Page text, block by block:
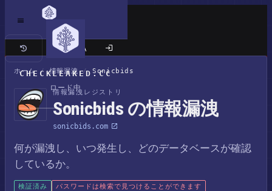
CHECKLEAKED.CC
ロード中
クラシックサイト
ホーム / 情報漏洩 / Sonicbids
情報漏洩レジストリ
Sonicbids の情報漏洩
sonicbids.com
何が漏洩し、いつ発生し、どのデータベースが確認
しているか。
検証済み パスワードは検索で見つけることができます